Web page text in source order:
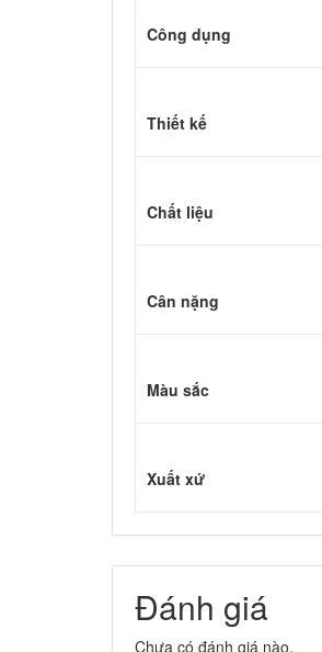
Công dụng
Thiết kế
Chất liệu
Cân nặng
Màu sắc
Xuất xứ
Đánh giá
Chưa có đánh giá nào.